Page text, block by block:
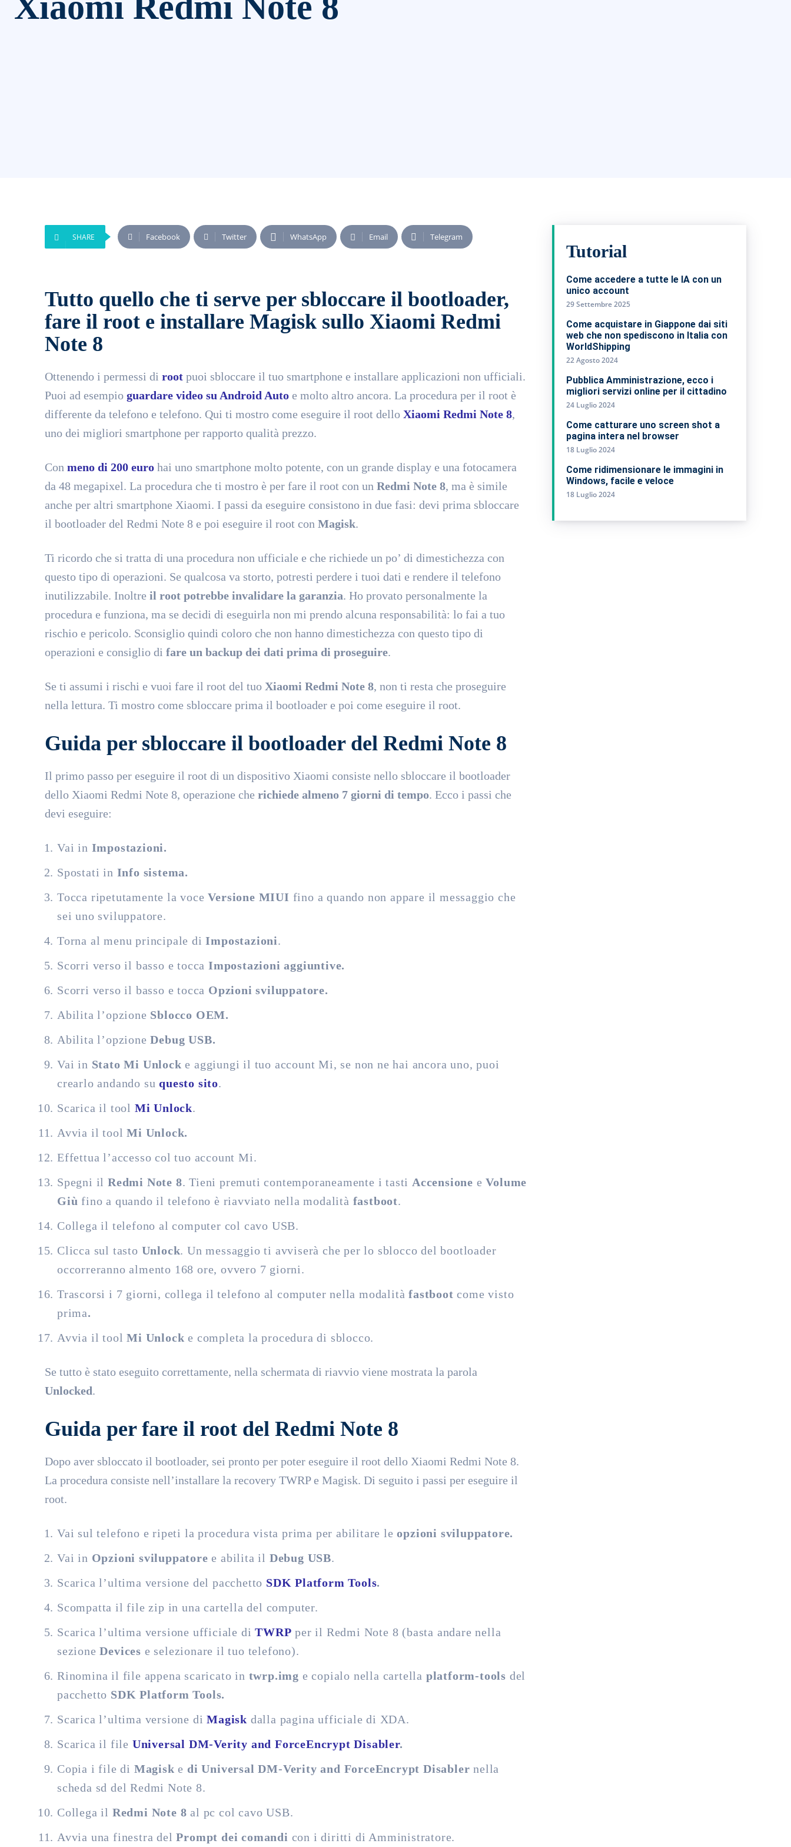
SHARE Facebook Twitter WhatsApp Email Telegram
Tutto quello che ti serve per sbloccare il bootloader,
fare il root e installare Magisk sullo Xiaomi Redmi
Note 8
Ottenendo i permessi di root puoi sbloccare il tuo smartphone e installare applicazioni non ufficiali.
Puoi ad esempio guardare video su Android Auto e molto altro ancora. La procedura per il root è
differente da telefono e telefono. Qui ti mostro come eseguire il root dello Xiaomi Redmi Note 8,
uno dei migliori smartphone per rapporto qualità prezzo.
Con meno di 200 euro hai uno smartphone molto potente, con un grande display e una fotocamera
da 48 megapixel. La procedura che ti mostro è per fare il root con un Redmi Note 8, ma è simile
anche per altri smartphone Xiaomi. I passi da eseguire consistono in due fasi: devi prima sbloccare
il bootloader del Redmi Note 8 e poi eseguire il root con Magisk.
Ti ricordo che si tratta di una procedura non ufficiale e che richiede un po’ di dimestichezza con
questo tipo di operazioni. Se qualcosa va storto, potresti perdere i tuoi dati e rendere il telefono
inutilizzabile. Inoltre il root potrebbe invalidare la garanzia. Ho provato personalmente la
procedura e funziona, ma se decidi di eseguirla non mi prendo alcuna responsabilità: lo fai a tuo
rischio e pericolo. Sconsiglio quindi coloro che non hanno dimestichezza con questo tipo di
operazioni e consiglio di fare un backup dei dati prima di proseguire.
Se ti assumi i rischi e vuoi fare il root del tuo Xiaomi Redmi Note 8, non ti resta che proseguire
nella lettura. Ti mostro come sbloccare prima il bootloader e poi come eseguire il root.
Guida per sbloccare il bootloader del Redmi Note 8
Il primo passo per eseguire il root di un dispositivo Xiaomi consiste nello sbloccare il bootloader
dello Xiaomi Redmi Note 8, operazione che richiede almeno 7 giorni di tempo. Ecco i passi che
devi eseguire:
Vai in Impostazioni.
Spostati in Info sistema.
Tocca ripetutamente la voceVersione MIUI fino a quando non appare il messaggio che
sei uno sviluppatore.
Torna al menu principale diImpostazioni.
Scorri verso il basso e tocca Impostazioni aggiuntive.
Scorri verso il basso e tocca Opzioni sviluppatore.
Abilita l’opzione Sblocco OEM.
Abilita l’opzioneDebug USB.
Vai in Stato Mi Unlock e aggiungi il tuo account Mi, se non ne hai ancora uno, puoi
crearlo andando suquesto sito.
Scarica il tool Mi Unlock.
Avvia il toolMi Unlock.
Effettua l’accesso col tuo account Mi.
Spegni il Redmi Note 8. Tieni premuti contemporaneamente i tasti Accensione eVolume
Giù fino a quando il telefono è riavviato nella modalità fastboot.
Collega il telefono al computer col cavo USB.
Clicca sul tasto Unlock. Un messaggio ti avviserà che per lo sblocco del bootloader
occorreranno almento 168 ore, ovvero 7 giorni.
Trascorsi i 7 giorni, collega il telefono al computer nella modalitàfastbootcome visto
prima.
Avvia il toolMi Unlock e completa la procedura di sblocco.
Se tutto è stato eseguito correttamente, nella schermata di riavvio viene mostrata la parola
Unlocked.
Guida per fare il root del Redmi Note 8
Dopo aver sbloccato il bootloader, sei pronto per poter eseguire il root dello Xiaomi Redmi Note 8.
La procedura consiste nell’installare la recovery TWRP e Magisk. Di seguito i passi per eseguire il
root.
Vai sul telefono e ripeti la procedura vista prima per abilitare leopzioni sviluppatore.
Vai in Opzioni sviluppatore e abilita il Debug USB.
Scarica l’ultima versione del pacchetto SDK Platform Tools.
Scompatta il file zip in una cartella del computer.
Scarica l’ultima versione ufficiale diTWRP per il Redmi Note 8 (basta andare nella
sezioneDevices e selezionare il tuo telefono).
Rinomina il file appena scaricato in twrp.img e copialo nella cartella platform-tools del
pacchetto SDK Platform Tools.
Scarica l’ultima versione diMagisk dalla pagina ufficiale di XDA.
Scarica il file Universal DM-Verity and ForceEncrypt Disabler.
Copia i file di Magisk e di Universal DM-Verity and ForceEncrypt Disabler nella
scheda sd del Redmi Note 8.
Collega il Redmi Note 8 al pc col cavo USB.
Avvia una finestra delPrompt dei comandi con i diritti di Amministratore.
Tutorial
Come accedere a tutte le IA con un
unico account
29 Settembre 2025
Come acquistare in Giappone dai siti
web che non spediscono in Italia con
WorldShipping
22 Agosto 2024
Pubblica Amministrazione, ecco i
migliori servizi online per il cittadino
24 Luglio 2024
Come catturare uno screen shot a
pagina intera nel browser
18 Luglio 2024
Come ridimensionare le immagini in
Windows, facile e veloce
18 Luglio 2024